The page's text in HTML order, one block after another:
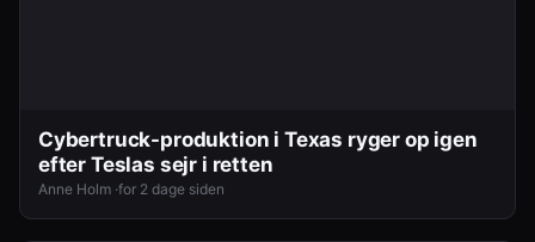
Cybertruck-produktion i Texas ryger op igen
efter Teslas sejr i retten
Anne Holm ·for 2 dage siden